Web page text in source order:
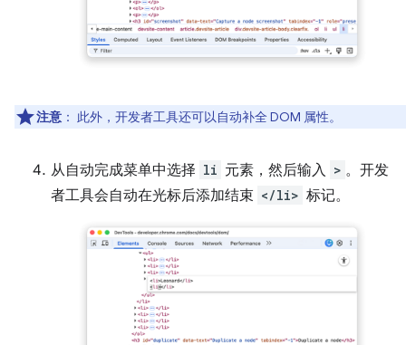
注意 ： 此外，开发者工具还可以自动补全 DOM 属性。
从自动完成菜单中选择 li 元素，然后输入 > 。开发
者工具会自动在光标后添加结束 </li> 标记。